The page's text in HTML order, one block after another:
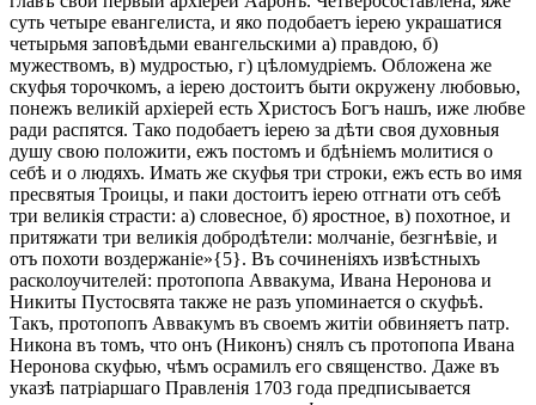
суть четыре евангелиста, и яко подобаетъ іерею украшатися
четырьмя заповѣдьми евангельскими а) правдою, б)
мужествомъ, в) мудростью, г) цѣломудріемъ. Обложена же
скуфья торочкомъ, а іерею достоитъ быти окружену любовью,
понежъ великій архіерей есть Христосъ Богъ нашъ, иже любве
ради распятся. Тако подобаетъ іерею за дѣти своя духовныя
душу свою положити, ежъ постомъ и бдѣніемъ молитися о
себѣ и о людяхъ. Имать же скуфья три строки, ежъ есть во имя
пресвятыя Троицы, и паки достоитъ іерею отгнати отъ себѣ
три великія страсти: а) словесное, б) яростное, в) похотное, и
притяжати три великія добродѣтели: молчаніе, безгнѣвіе, и
отъ похоти воздержаніе»{5}. Въ сочиненіяхъ извѣстныхъ
расколоучителей: протопопа Аввакума, Ивана Неронова и
Никиты Пустосвята также не разъ упоминается о скуфьѣ.
Такъ, протопопъ Аввакумъ въ своемъ житіи обвиняетъ патр.
Никона въ томъ, что онъ (Никонъ) снялъ съ протопопа Ивана
Неронова скуфью, чѣмъ осрамилъ его священство. Даже въ
указѣ патріаршаго Правленія 1703 года предписывается